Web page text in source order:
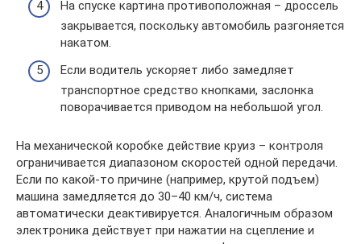
На спуске картина противоположная – дроссель
закрывается, поскольку автомобиль разгоняется
накатом.
Если водитель ускоряет либо замедляет
транспортное средство кнопками, заслонка
поворачивается приводом на небольшой угол.
На механической коробке действие круиз – контроля
ограничивается диапазоном скоростей одной передачи.
Если по какой-то причине (например, крутой подъем)
машина замедляется до 30–40 км/ч, система
автоматически деактивируется. Аналогичным образом
электроника действует при нажатии на сцепление и